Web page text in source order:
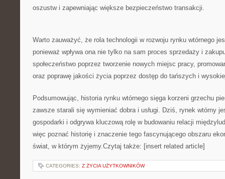
oszustw i zapewniając większe bezpieczeństwo transakcji.
Warto zauważyć, że rola technologii w rozwoju rynku wtórnego
ponieważ wpływa ona⁣ nie tylko na sam proces sprzedaży i
społeczeństwo poprzez tworzenie ⁤nowych miejsc pracy,
oraz poprawę jakości życia⁣ poprzez dostęp ⁢do tańszych i
Podsumowując, historia⁤ rynku wtórnego sięga korzeni grzechu
zawsze starali się wymieniać⁢ dobra i usługi. Dziś, rynek wtórny
gospodarki i odgrywa kluczową rolę w budowaniu relacji
więc poznać historię i znaczenie tego fascynującego obszaru
świat, w którym żyjemy.Czytaj także: [insert related article]
CATEGORIES: Z ŻYCIA UŻYTKOWNIKÓW